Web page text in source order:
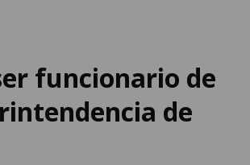
funcionario de
de